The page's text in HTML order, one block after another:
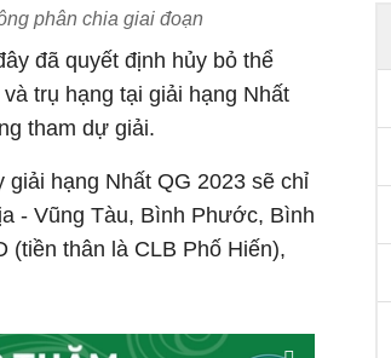
phân chia giai đoạn
đã quyết định hủy bỏ thể
trụ hạng tại giải hạng Nhất
tham dự giải.
hạng Nhất QG 2023 sẽ chỉ
- Vũng Tàu, Bình Phước, Bình
(tiền thân là CLB Phố Hiến),